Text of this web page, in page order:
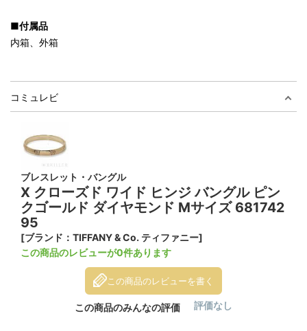
■付属品
内箱、外箱
コミュレビ
ブレスレット・バングル
X クローズド ワイド ヒンジ バングル ピン
クゴールド ダイヤモンド Mサイズ 681742
95
[ブランド：TIFFANY & Co. ティファニー]
この商品のレビューが0件あります
この商品のレビューを書く
この商品のみんなの評価 評価なし